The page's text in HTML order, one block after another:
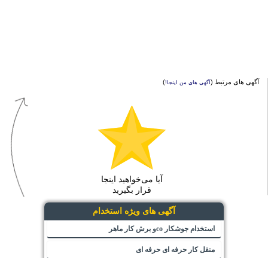
آگهی های مرتبط (آگهی های من اینجا!)
آیا می‌خواهید اینجا
قرار بگیرید
آگهی های ویژه استخدام
استخدام جوشکار coو برش کار ماهر
منقل کار حرفه ای حرفه ای